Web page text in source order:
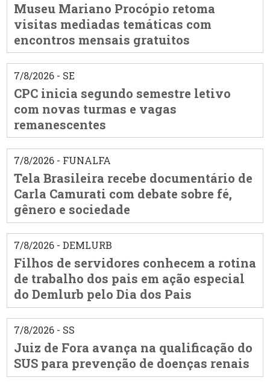
Museu Mariano Procópio retoma
visitas mediadas temáticas com
encontros mensais gratuitos
7/8/2026 - SE
CPC inicia segundo semestre letivo
com novas turmas e vagas
remanescentes
7/8/2026 - FUNALFA
Tela Brasileira recebe documentário de
Carla Camurati com debate sobre fé,
gênero e sociedade
7/8/2026 - DEMLURB
Filhos de servidores conhecem a rotina
de trabalho dos pais em ação especial
do Demlurb pelo Dia dos Pais
7/8/2026 - SS
Juiz de Fora avança na qualificação do
SUS para prevenção de doenças renais